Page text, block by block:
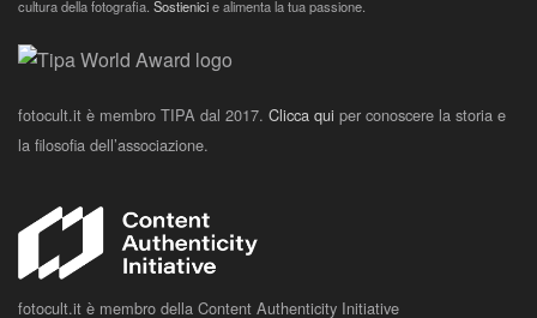
cultura della fotografia. Sostienicie alimenta la tua passione.
fotocult.it è membro TIPA dal 2017. Clicca qui per conoscere la storia e
la filosofia dell’associazione.
fotocult.it è membro della Content Authenticity Initiative